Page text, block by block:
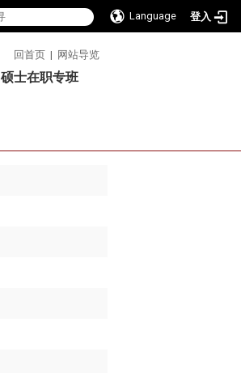
Language 登入
回首页 | 网站导览
硕士在职专班